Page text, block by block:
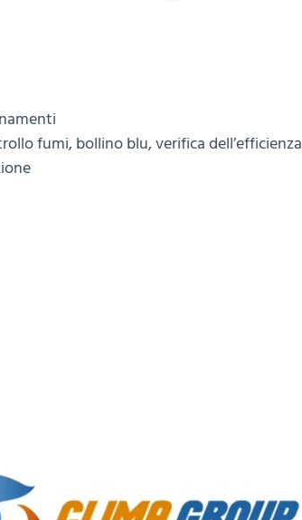
fumi, bollino blu, verifica dell’efficienza